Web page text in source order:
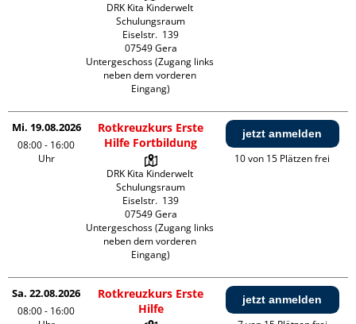
DRK Kita Kinderwelt
Schulungsraum
Eiselstr.  139
07549 Gera
Untergeschoss (Zugang links
neben dem vorderen
Eingang)
Mi. 19.08.2026
08:00 - 16:00
Uhr
Rotkreuzkurs Erste
Hilfe Fortbildung
DRK Kita Kinderwelt
Schulungsraum
Eiselstr.  139
07549 Gera
Untergeschoss (Zugang links
neben dem vorderen
Eingang)
jetzt anmelden
10 von 15 Plätzen frei
Sa. 22.08.2026
08:00 - 16:00
Rotkreuzkurs Erste
Hilfe
jetzt anmelden